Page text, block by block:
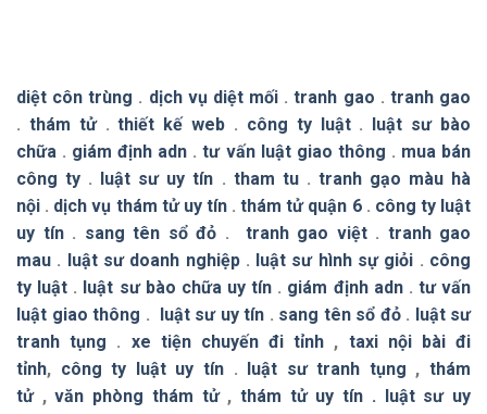
diệt côn trùng . dịch vụ diệt mối .tranh gao . tranh gao
. thám tử.thiết kế web . công ty luật. luật sư bào
chữa . giám định adn .tư vấn luật giao thông . mua bán
công ty . luật sư uy tín . tham tu. tranh gạo màu hà
nội . dịch vụ thám tử uy tín.thám tử quận 6. công ty luật
uy tín. sang tên sổ đỏ . tranh gao việt. tranh gao
mau . luật sư doanh nghiệp. luật sư hình sự giỏi . công
ty luật . luật sư bào chữa uy tín . giám định adn. tư vấn
luật giao thông . luật sư uy tín . sang tên sổ đỏ. luật sư
tranh tụng . xe tiện chuyến đi tỉnh , taxi nội bài đi
tỉnh, công ty luật uy tín. luật sư tranh tụng ,thám
tử,văn phòng thám tử,thám tử uy tín . luật sư uy